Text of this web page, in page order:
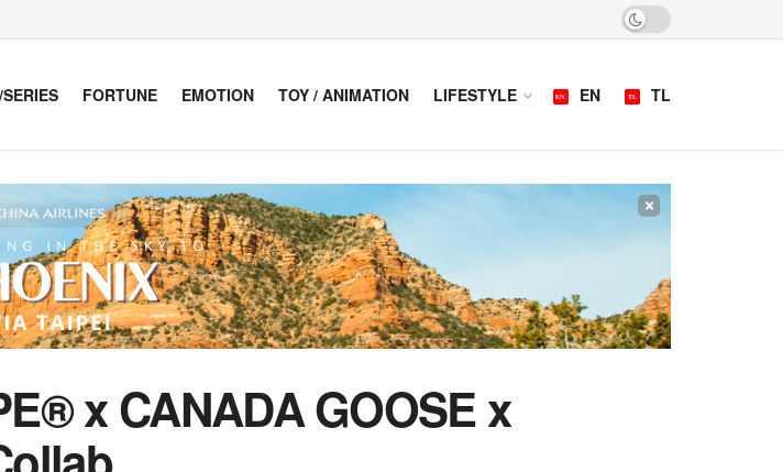
FORTUNE EMOTION TOY / ANIMATION LIFESTYLE EN TL
×
x CANADA GOOSE x